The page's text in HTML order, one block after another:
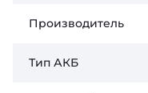
Производитель
Тип АКБ